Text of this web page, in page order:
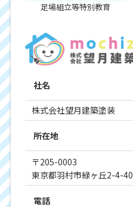
足場組立等特別教育
社名
株式会社望月建築塗装
所在地
〒205-0003
東京都羽村市緑ヶ丘2-4-40
電話